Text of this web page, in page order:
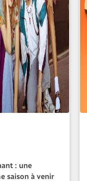
: une
saison à venir